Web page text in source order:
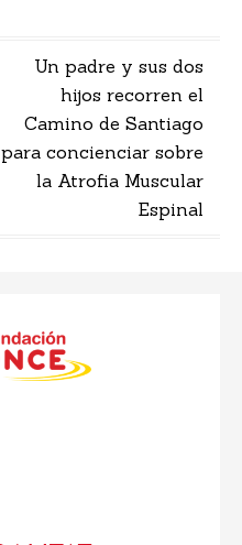
Un padre y sus dos
hijos recorren el
Camino de Santiago
para concienciar sobre
la Atrofia Muscular
Espinal